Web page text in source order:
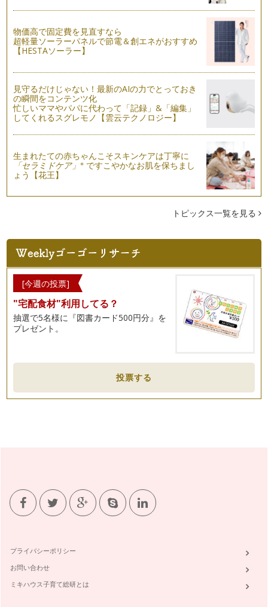
もしも離婚が頭によぎったら!?～離婚が及ぼす子どもへの負担
④「パパに会えない、会いたいと言えない心のダメージ」
もしも離婚となった時に子どもにかかる負担はどのくらいある
のでしょうか。今回は離婚…
もしも離婚が頭によぎったら!?～離婚が及ぼす子どもへの負担
③「金銭的制限から生じる子どもへのダメージ」
母子家庭のママの就業状況を見てみると、「正規の職員・従
業員」が44.…
もしも離婚となった時に子どもにかかる負担はどのくらいある
のでしょうか。今回は名字が変わるこ…
もしも離婚が頭によぎったら!?～離婚が及ぼす子どもへの負担
①「居住エリア・所属の変化がもたらすダメージ」
もしも離婚となった時に子ども自身が受ける負担はどのくらい
ンスについて
夫婦の3組に1組が離婚という選択をする現代。結婚してから
の夫婦生活、子どもの誕生、そして成…
物価高で固定費を見直すなら
超軽量ソーラーパネルで節電＆創エネがおすすめ
【HESTAソーラー】
見守るだけじゃない！最新のAIの力でとっておき
の瞬間をコンテンツ化
忙しいママやパパに代わって「記録」&「編集」
してくれるスグレモノ【雲云テクノロジー】
生まれたての赤ちゃんこそスキンケアは丁寧に
「セラミドケア」※ ですこやかなお肌を保ちまし
ょう【花王】
トピックス一覧を見る
[今週の投票]
"宅配食材"利用してる？
抽選で5名様に『図書カード500円分』を
プレゼント。
投票する
プライバシーポリシー
お問い合わせ
ミキハウス子育て総研とは